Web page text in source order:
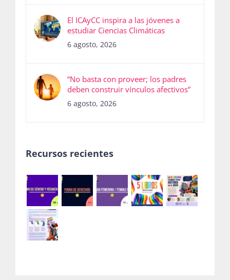
El ICAyCC inspira a las jóvenes a
estudiar Ciencias Climáticas
6 agosto, 2026
“No basta con proveer; los padres
deben construir vínculos afectivos”
6 agosto, 2026
Recursos recientes